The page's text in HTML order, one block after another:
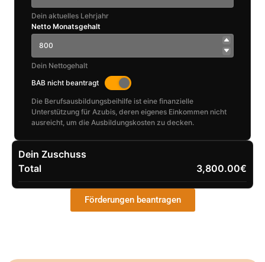
Dein aktuelles Lehrjahr
Netto Monatsgehalt
Dein Nettogehalt
BAB nicht beantragt
Die Berufsausbildungsbeihilfe ist eine finanzielle
Unterstützung für Azubis, deren eigenes Einkommen nicht
ausreicht, um die Ausbildungskosten zu decken.
Dein Zuschuss
Total
3,800.00€
Förderungen beantragen